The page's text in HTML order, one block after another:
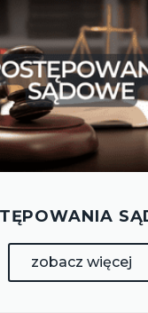
zobacz więcej